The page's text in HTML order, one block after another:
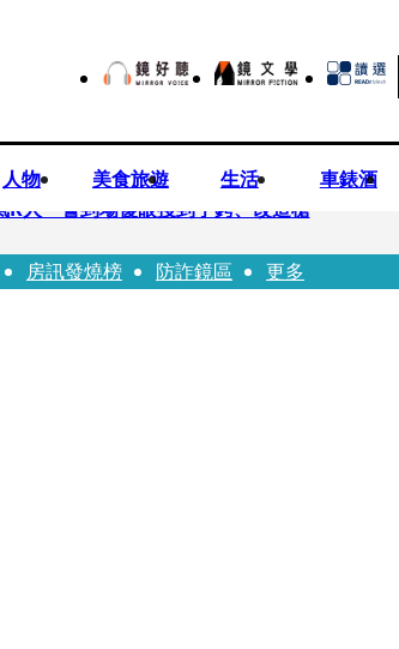
人物 美食旅遊 生活 車錶酒
K人 警到場傻眼搜到手銬、改造槍
場尖叫「I Love You Taipei」
房訊發燒榜 防詐鏡區 更多